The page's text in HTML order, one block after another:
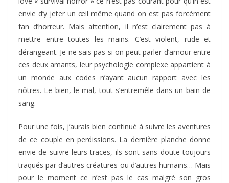
envie d’y jeter un œil même quand on est pas forcément
fan d’horreur. Mais attention, il n’est clairement pas à
mettre entre toutes les mains. C’est violent, rude et
dérangeant. Je ne sais pas si on peut parler d’amour entre
ces deux amants, leur psychologie complexe appartient à
un monde aux codes n’ayant aucun rapport avec les
nôtres. Le bien, le mal, tout s’entremêle dans un bain de
sang.
Pour une fois, j’aurais bien continué à suivre les aventures
de ce couple en perdissions. La dernière planche donne
envie de suivre leurs traces, ils sont sans doute toujours
traqués par d’autres créatures ou d’autres humains… Mais
pour le moment ce n’est pas le cas malgré son gros